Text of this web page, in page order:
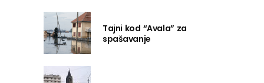
Tajni kod “Avala” za
spašavanje